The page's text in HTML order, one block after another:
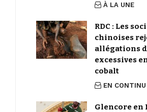
À LA UNE
RDC : Les
chinoises
allégations
excessives
cobalt
EN CONTINU
Glencore en